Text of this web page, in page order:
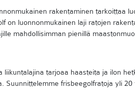
rakentaminen tarkoittaa
on luonnonmukainen laji ratojen
mahdollisimman pienillä
liikuntalajina tarjoaa haasteita ja ilon
Suunnittelemme frisbeegolfratoja yli